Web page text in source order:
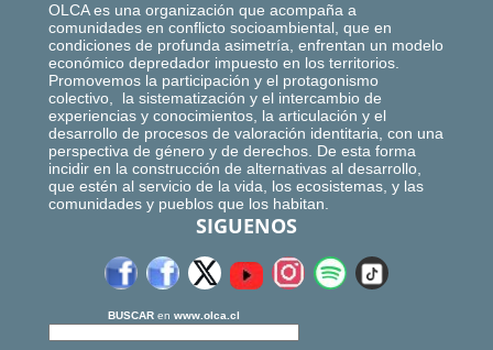
OLCA es una organización que acompaña a
comunidades en conflicto socioambiental, que en
condiciones de profunda asimetría, enfrentan un modelo
económico depredador impuesto en los territorios.
Promovemos la participación y el protagonismo
colectivo, la sistematización y el intercambio de
experiencias y conocimientos, la articulación y el
desarrollo de procesos de valoración identitaria, con una
perspectiva de género y de derechos. De esta forma
incidir en la construcción de alternativas al desarrollo,
que estén al servicio de la vida, los ecosistemas, y las
comunidades y pueblos que los habitan.
SIGUENOS
BUSCAR en www.olca.cl